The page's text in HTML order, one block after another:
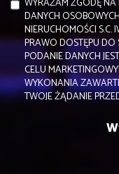
WYRAŻAM ZGODĘ NA
DANYCH
NIERUCHOMOŚCI
PRAWO DOSTĘPU
PODANIE DANYCH
CELU
WYKONANIA
TWOJE ŻĄDANIE